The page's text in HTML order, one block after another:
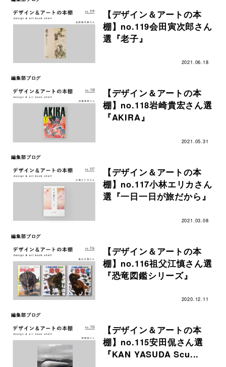
【デザイン＆アートの本
棚】no.119会田寅次郎さん
選『老子』
2021.06.18
編集部ブログ
【デザイン＆アートの本
棚】no.118岩崎貴宏さん選
『AKIRA』
2021.05.31
編集部ブログ
【デザイン＆アートの本
棚】no.117小林エリカさん
選『一日一日が旅だから』
2021.03.08
編集部ブログ
【デザイン＆アートの本
棚】no.116祖父江慎さん選
『恐竜図鑑シリーズ』
2020.12.11
編集部ブログ
【デザイン＆アートの本
棚】no.115安田侃さん選
『KAN YASUDA Scu...